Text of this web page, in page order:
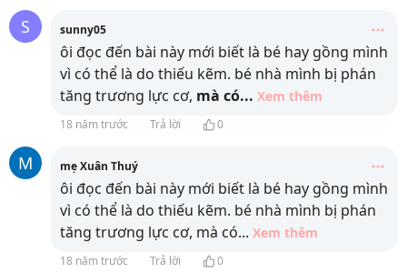
S sunny05
ôi đọc đến bài này mới biết là bé hay gồng mình
vì có thể là do thiếu kẽm. bé nhà mình bị phán
tăng trương lực cơ, mà có... Xem thêm
18 năm trước Trả lời 0
M mẹ Xuân Thuý
ôi đọc đến bài này mới biết là bé hay gồng mình
vì có thể là do thiếu kẽm. bé nhà mình bị phán
tăng trương lực cơ, mà có... Xem thêm
18 năm trước Trả lời 0